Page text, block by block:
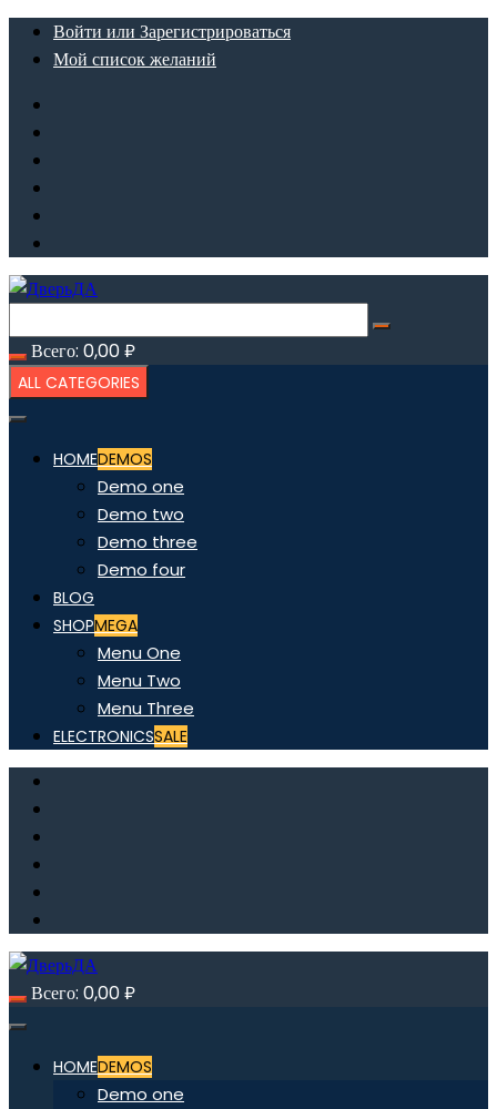
ПерейтиВойти или Зарегистрироваться
Мой список желаний
Всего: 0,00₽
ALL CATEGORIES
HOMEDEMOS
Demo one
Demo two
Demo three
Demo four
BLOG
SHOPMEGA
Menu One
Menu Two
Menu Three
ELECTRONICSSALE
Всего: 0,00₽
HOMEDEMOS
Demo one